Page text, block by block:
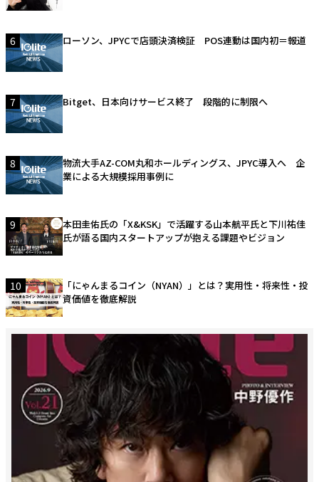
6 ローソン、JPYCで店頭決済検証 POS連動は国内初＝報道
7 Bitget、日本向けサービス終了 段階的に制限へ
8
物流大手AZ-COM丸和ホールディングス、JPYC導入へ 企
業による大規模採用事例に
9
本田圭佑氏の「X&KSK」で活躍する山本航平氏と下川祐佳
氏が語る国内スタートアップが抱える課題やビジョン
10
「にゃんまるコイン（NYAN）」とは？実用性・将来性・投
資価値を徹底解説